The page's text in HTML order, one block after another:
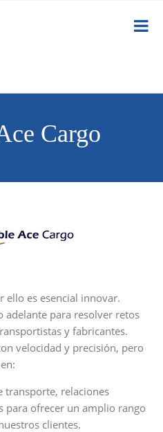
Cargo
ello es esencial innovar.
adelante para resolver retos
y fabricantes.
velocidad y precisión, pero
transporte, relaciones
para ofrecer un amplio rango
clientes.